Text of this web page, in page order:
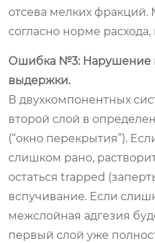
отсева мелких фракций.
согласно норме
Ошибка №3: Нарушение
выдержки.
В двухкомпонентных
второй слой в
(“окно перекрытия”).
слишком рано,
остаться trapped
вспучивание. Если
межслойная адгезия
первый слой уже